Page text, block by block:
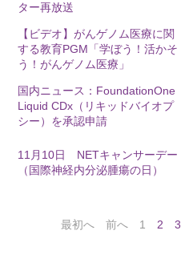
ター再放送
【ビデオ】がんゲノム医療に関
する教育PGM「学ぼう！活かそ
う！がんゲノム医療」
国内ニュース：FoundationOne
Liquid CDx（リキッドバイオプ
シー）を承認申請
11月10日 NETキャンサーデー
（国際神経内分泌腫瘍の日）
最初へ 前へ 1 2 3